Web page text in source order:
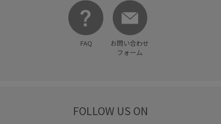
FAQ
お問い合わせ
フォーム
FOLLOW US ON